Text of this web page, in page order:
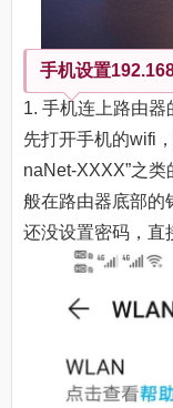
手机设置
1. 手机连上路由器
先打开手机的wifi
naNet-XXXX”之
般在路由器底部的
还没设置密码，直